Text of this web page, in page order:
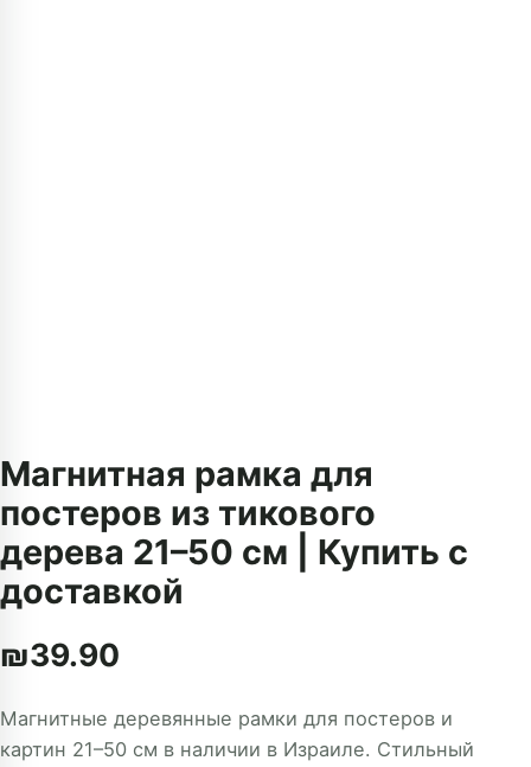
Магнитная рамка для
постеров из тикового
дерева 21–50 см | Купить с
доставкой
₪39.90
Магнитные деревянные рамки для постеров и
картин 21–50 см в наличии в Израиле. Стильный